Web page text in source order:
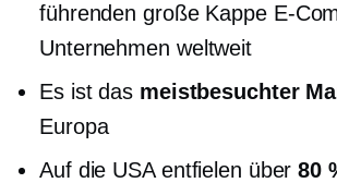
führendengroße KappeE-
Unternehmen weltweit
Es ist das meistbesuchter
Europa
Auf die USA entfielen über80